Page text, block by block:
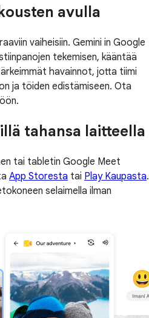
avulla
vaiheisiin. Gemini in Google
tekemisen, kääntää
havainnot, jotta tiimi
ja töiden edistämiseen. Ota
tahansa laitteella
tai tabletin Google Meet
App Storesta tai Play Kaupasta.
selaimella ilman